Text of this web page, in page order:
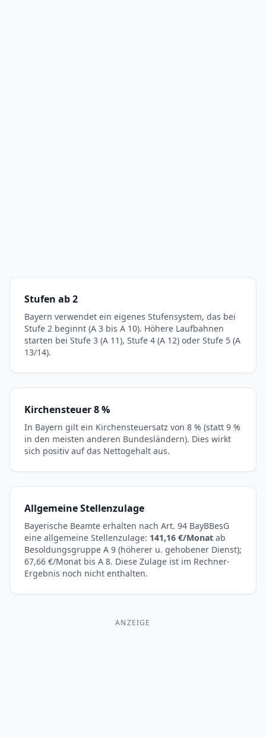
Stufen ab 2
Bayern verwendet ein eigenes Stufensystem, das bei
Stufe 2 beginnt (A 3 bis A 10). Höhere Laufbahnen
starten bei Stufe 3 (A 11), Stufe 4 (A 12) oder Stufe 5 (A
13/14).
Kirchensteuer 8 %
In Bayern gilt ein Kirchensteuersatz von 8 % (statt 9 %
in den meisten anderen Bundesländern). Dies wirkt
sich positiv auf das Nettogehalt aus.
Allgemeine Stellenzulage
Bayerische Beamte erhalten nach Art. 94 BayBBesG
eine allgemeine Stellenzulage: 141,16 €/Monat ab
Besoldungsgruppe A 9 (höherer u. gehobener Dienst);
67,66 €/Monat bis A 8. Diese Zulage ist im Rechner-
Ergebnis noch nicht enthalten.
ANZEIGE